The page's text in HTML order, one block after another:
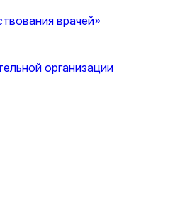
врачей»
организации